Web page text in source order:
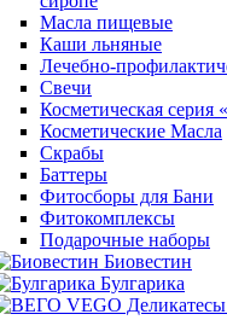
Масла пищевые
Каши льняные
Лечебно-
Свечи
Косметическая серия
Косметические Масла
Скрабы
Баттеры
Фитосборы для Бани
Фитокомплексы
Подарочные наборы
Биовестин
Булгарика